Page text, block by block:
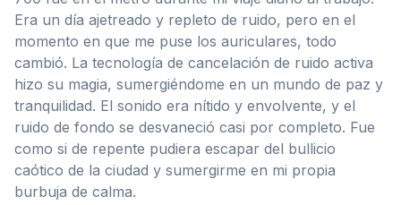
Era un día ajetreado y repleto de ruido, pero en el
momento en que me puse los auriculares, todo
cambió. La tecnología de cancelación de ruido activa
hizo su magia, sumergiéndome en un mundo de paz y
tranquilidad. El sonido era nítido y envolvente, y el
ruido de fondo se desvaneció casi por completo. Fue
como si de repente pudiera escapar del bullicio
caótico de la ciudad y sumergirme en mi propia
burbuja de calma.